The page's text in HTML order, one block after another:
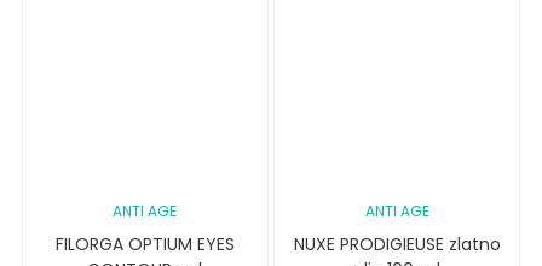
ANTI AGE
FILORGA OPTIUM EYES
ANTI AGE
NUXE PRODIGIEUSE zlatno